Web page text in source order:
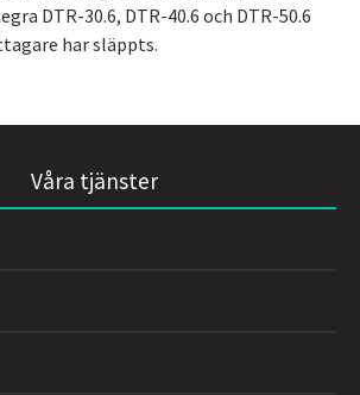
DTR-30.6, DTR-40.6 och DTR-50.6
har släppts.
Våra tjänster